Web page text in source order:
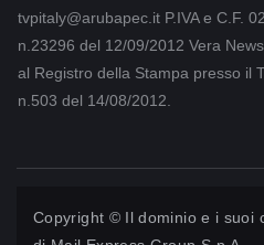
tvpitaly@arubapec.it P.IVA e C.F.
n.23296 del 12/09/2012 Vera
al Registro della Stampa presso il
n.503 del 14/08/2012.
Copyright © Il dominio e i suoi